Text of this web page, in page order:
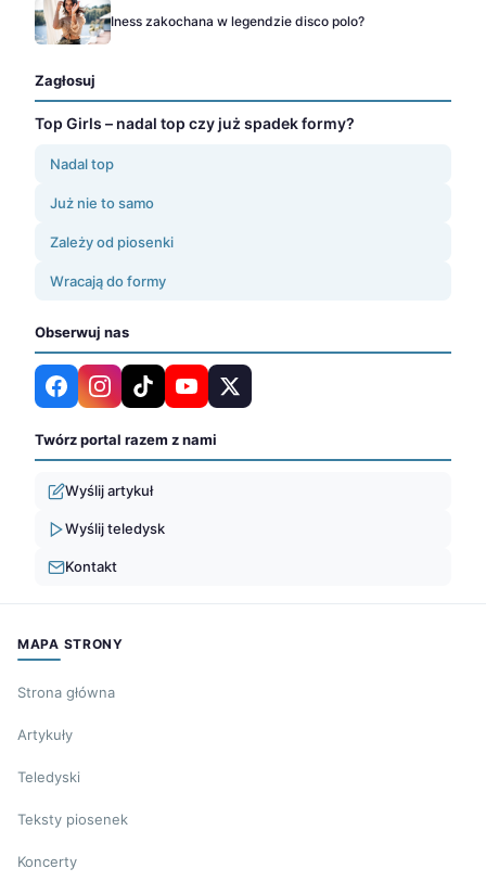
Iness zakochana w legendzie disco polo?
Zagłosuj
Top Girls – nadal top czy już spadek formy?
Nadal top
Już nie to samo
Zależy od piosenki
Wracają do formy
Obserwuj nas
Twórz portal razem z nami
Wyślij artykuł
Wyślij teledysk
Kontakt
MAPA STRONY
Strona główna
Artykuły
Teledyski
Teksty piosenek
Koncerty